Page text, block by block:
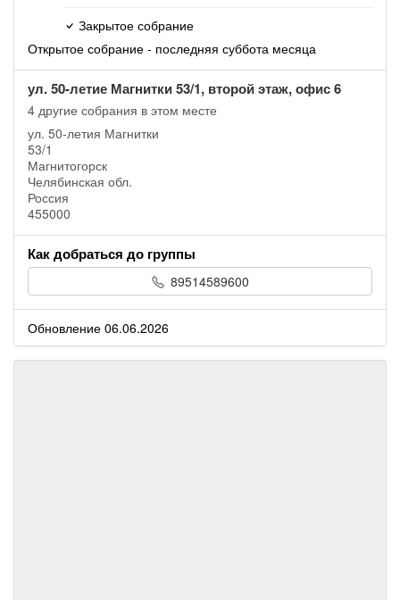
Закрытое собрание
Открытое собрание - последняя суббота месяца
ул. 50-летие Магнитки 53/1, второй этаж, офис 6
4 другие собрания в этом месте
ул. 50-летия Магнитки
53/1
Магнитогорск
Челябинская обл.
Россия
455000
Как добраться до группы
89514589600
Обновление 06.06.2026